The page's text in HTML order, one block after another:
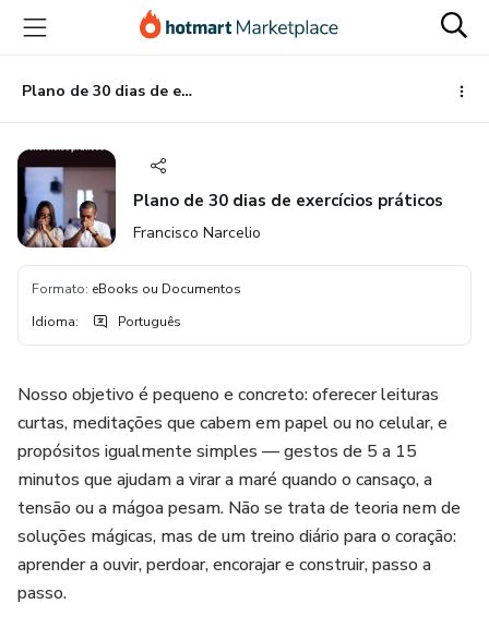
para
conteúdo
principal
para
pagamento
para
rodapé
Plano de 30 dias de exercícios práticos
Plano de 30 dias de exercícios práticos
Francisco Narcelio
Formato: eBooks ou Documentos
Idioma: Português
Nosso objetivo é pequeno e concreto: oferecer leituras
curtas, meditações que cabem em papel ou no celular, e
propósitos igualmente simples — gestos de 5 a 15
minutos que ajudam a virar a maré quando o cansaço, a
tensão ou a mágoa pesam. Não se trata de teoria nem de
soluções mágicas, mas de um treino diário para o coração:
aprender a ouvir, perdoar, encorajar e construir, passo a
passo.